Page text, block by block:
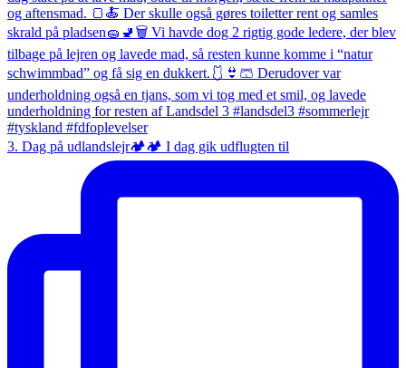
3. Dag på udlandslejr🏕️🏕️ I dag gik udflugten til